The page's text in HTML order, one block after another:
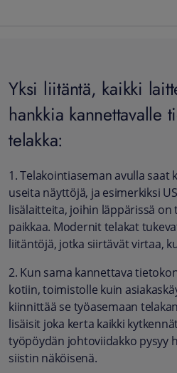
Yksi liitäntä, kaikki
hankkia kannettavalle
telakka:
1. Telakointiaseman avulla saat
useita näyttöjä, ja esimerkiksi
lisälaitteita, joihin läppärissä on
paikkaa. Modernit telakat
liitäntöjä, jotka siirtävät virtaa,
2. Kun sama kannettava
kotiin, toimistolle kuin
kiinnittää se työasemaan
lisäisit joka kerta kaikki
työpöydän johtoviidakko pysyy
siistin näköisenä.